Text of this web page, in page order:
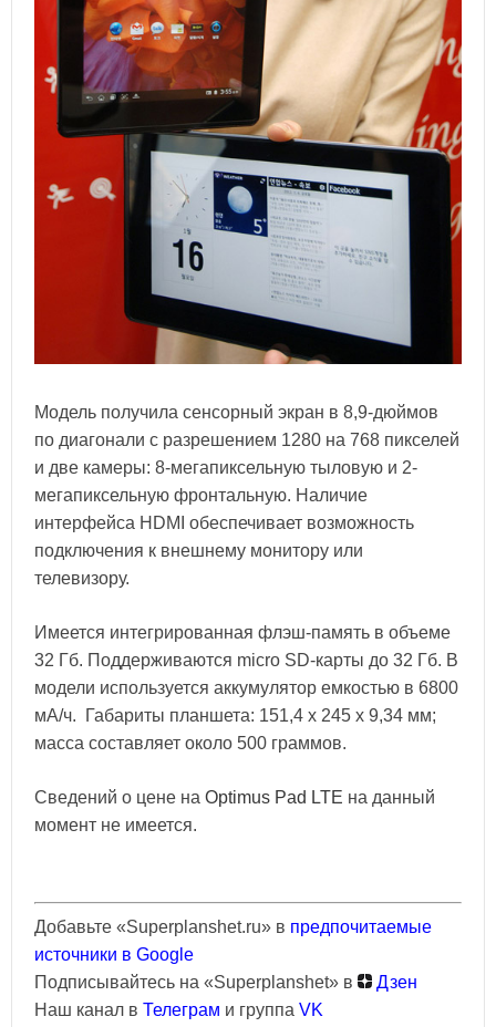
Модель получила сенсорный экран в 8,9-дюймов
по диагонали с разрешением 1280 на 768 пикселей
и две камеры: 8-мегапиксельную тыловую и 2-
мегапиксельную фронтальную. Наличие
интерфейса HDMI обеспечивает возможность
подключения к внешнему монитору или
телевизору.
Имеется интегрированная флэш-память в объеме
32 Гб. Поддерживаются micro SD-карты до 32 Гб. В
модели используется аккумулятор емкостью в 6800
мА/ч. Габариты планшета: 151,4 х 245 х 9,34 мм;
масса составляет около 500 граммов.
Сведений о цене на Optimus Pad LTE на данный
момент не имеется.
Добавьте «Superplanshet.ru» в предпочитаемые
источники в Google
Подписывайтесь на «Superplanshet» в
Дзен
Наш канал в Телеграм и группа VK